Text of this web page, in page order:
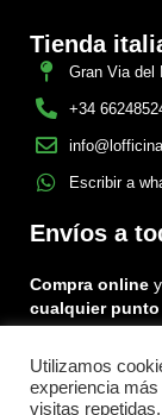
Tienda
Gran Via del
+34
Escribir a
Envíos a
Compra online
cualquier punto
Utilizamos
experiencia
visitas